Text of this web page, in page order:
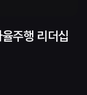
주행 리더십